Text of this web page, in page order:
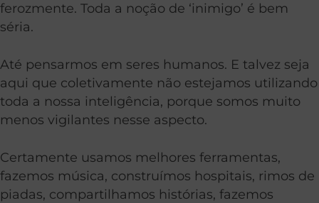
ferozmente. Toda a noção de ‘inimigo’ é bem
séria.
Até pensarmos em seres humanos. E talvez seja
aqui que coletivamente não estejamos utilizando
toda a nossa inteligência, porque somos muito
menos vigilantes nesse aspecto.
Certamente usamos melhores ferramentas,
fazemos música, construímos hospitais, rimos de
piadas, compartilhamos histórias, fazemos